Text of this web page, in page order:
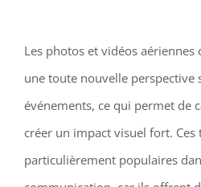
Les photos et vidéos aériennes
une toute nouvelle perspective
événements, ce qui permet de
créer un impact visuel fort.
particulièrement populaires